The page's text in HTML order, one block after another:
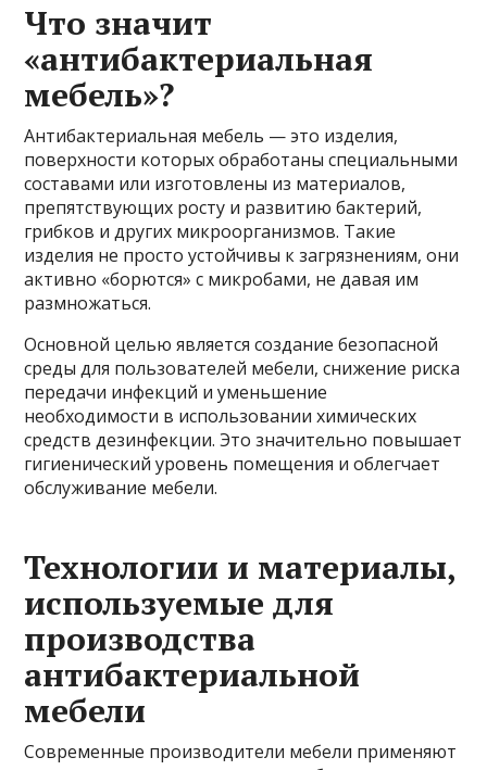
Что значит
«антибактериальная
мебель»?
Антибактериальная мебель — это изделия,
поверхности которых обработаны специальными
составами или изготовлены из материалов,
препятствующих росту и развитию бактерий,
грибков и других микроорганизмов. Такие
изделия не просто устойчивы к загрязнениям, они
активно «борются» с микробами, не давая им
размножаться.
Основной целью является создание безопасной
среды для пользователей мебели, снижение риска
передачи инфекций и уменьшение
необходимости в использовании химических
средств дезинфекции. Это значительно повышает
гигиенический уровень помещения и облегчает
обслуживание мебели.
Технологии и материалы,
используемые для
производства
антибактериальной
мебели
Современные производители мебели применяют